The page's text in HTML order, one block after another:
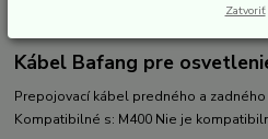
Kábel Bafang pre
Prepojovací kábel predného a
Kompatibilné s: M400 Nie je
Zatvoriť